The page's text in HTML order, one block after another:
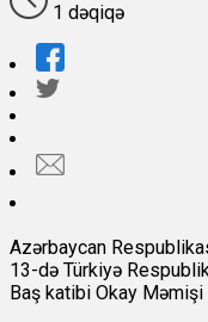
1 dəqiqə
Azərbaycan
13-də Türkiyə
Baş katibi Okay